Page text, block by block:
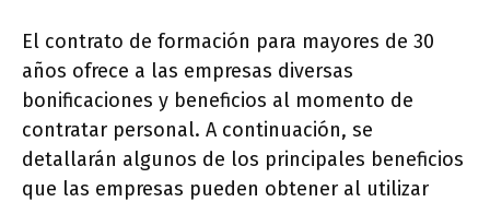
El contrato de formación para mayores de 30
años ofrece a las empresas diversas
bonificaciones y beneficios al momento de
contratar personal. A continuación, se
detallarán algunos de los principales beneficios
que las empresas pueden obtener al utilizar